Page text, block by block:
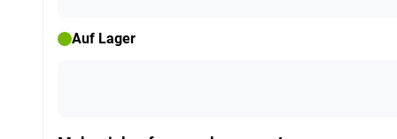
Auf Lager